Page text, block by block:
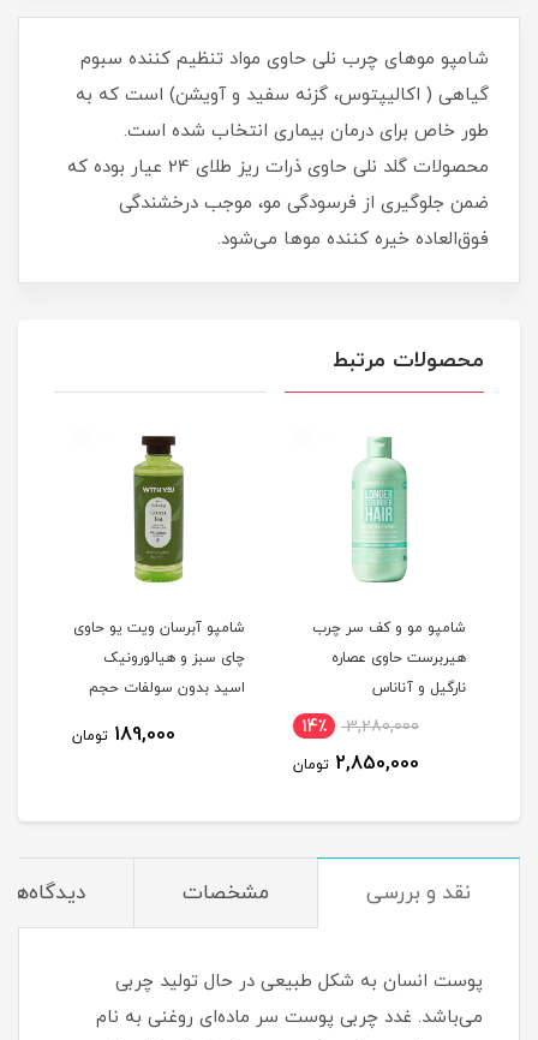
شامپو موهای چرب نلی حاوی مواد تنظیم کننده سبوم
گیاهی ( اکالیپتوس، گزنه سفید و آویشن) است که به
طور خاص برای درمان بیماری انتخاب شده است.
محصولات گلد نلی حاوی ذرات ریز طلای 24 عیار بوده که
ضمن جلوگیری از فرسودگی مو، موجب درخشندگی
فوق‌العاده خیره کننده موها می‌شود.
محصولات مرتبط
شامپو مو و کف سر چرب
هیربرست حاوی عصاره
نارگیل و آناناس
3,280,000 14٪
2,850,000 تومان
شامپو آبرسان ویت یو حاوی
چای سبز و هیالورونیک
اسید بدون سولفات حجم
189,000 تومان
نقد و بررسی مشخصات دیدگاه‌ها
پوست انسان به شکل طبیعی در حال تولید چربی
می‌باشد. غدد چربی پوست سر ماده‌ای روغنی به نام